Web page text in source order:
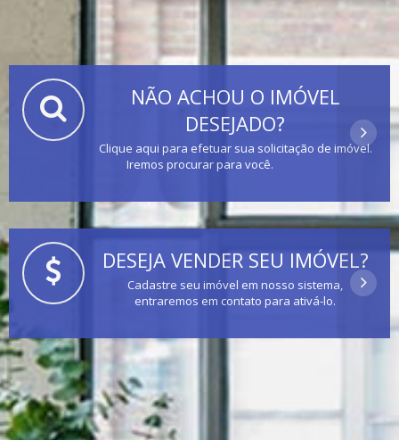
NÃO ACHOU O IMÓVEL
DESEJADO?
Clique aqui para efetuar sua solicitação de imóvel.
Iremos procurar para você.
DESEJA VENDER SEU IMÓVEL?
Cadastre seu imóvel em nosso sistema,
entraremos em contato para ativá-lo.